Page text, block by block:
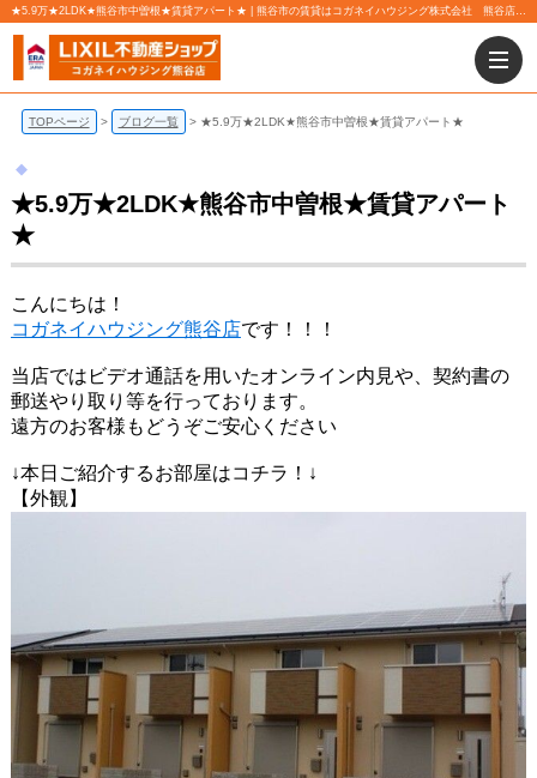
★5.9万★2LDK★熊谷市中曽根★賃貸アパート★ | 熊谷市の賃貸はコガネイハウジング株式会社 熊谷店にお任せ下さい！
TOPページ ブログ一覧 ★5.9万★2LDK★熊谷市中曽根★賃貸アパート★
★5.9万★2LDK★熊谷市中曽根★賃貸アパート
★
こんにちは！
コガネイハウジング熊谷店です！！！
当店ではビデオ通話を用いたオンライン内見や、契約書の
郵送やり取り等を行っております。
遠方のお客様もどうぞご安心ください
↓本日ご紹介するお部屋はコチラ！↓
【外観】